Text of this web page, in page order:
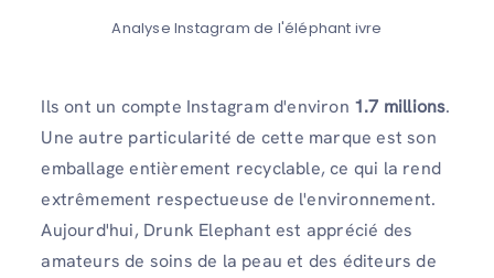
Analyse Instagram de l'éléphant ivre
Ils ont un compte Instagram d'environ 1.7 millions.
Une autre particularité de cette marque est son
emballage entièrement recyclable, ce qui la rend
extrêmement respectueuse de l'environnement.
Aujourd'hui, Drunk Elephant est apprécié des
amateurs de soins de la peau et des éditeurs de